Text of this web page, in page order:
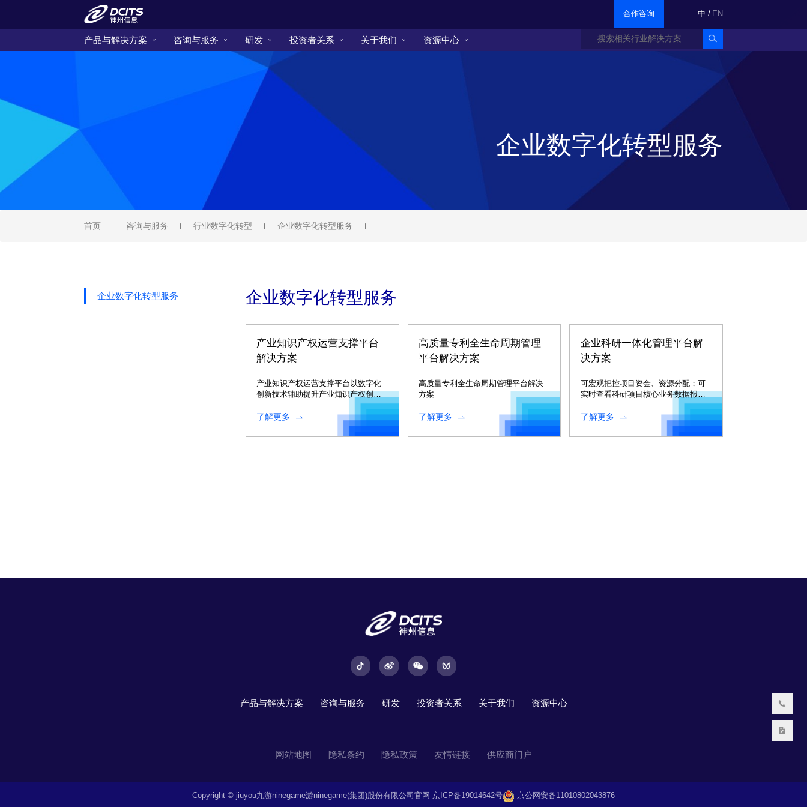
合作咨询 中 / EN
产品与解决方案 咨询与服务 研发 投资者关系 关于我们 资源中心
企业数字化转型服务
首页 咨询与服务 行业数字化转型 企业数字化转型服务
企业数字化转型服务
产业知识产权运营支撑平台
解决方案
产业知识产权运营支撑平台以数字化
创新技术辅助提升产业知识产权创
造、运用、保护、管理和服务水平。
了解更多
高质量专利全生命周期管理
平台解决方案
高质量专利全生命周期管理平台解决
方案
了解更多
企业科研一体化管理平台解
决方案
可宏观把控项目资金、资源分配；可
实时查看科研项目核心业务数据报告
并进行深度分析；可实时监控各个项
目动态。
了解更多
企业数字化转型服务
产品与解决方案 咨询与服务 研发 投资者关系 关于我们 资源中心
网站地图 隐私条约 隐私政策 友情链接 供应商门户
Copyright © jiuyou九游ninegame游ninegame(集团)股份有限公司官网 京ICP备19014642号 京公网安备11010802043876